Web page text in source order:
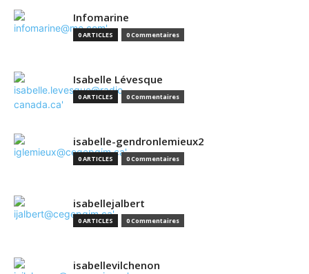
Infomarine
0 ARTICLES 0 Commentaires
Isabelle Lévesque
0 ARTICLES 0 Commentaires
isabelle-gendronlemieux2
0 ARTICLES 0 Commentaires
isabellejalbert
0 ARTICLES 0 Commentaires
isabellevilchenon